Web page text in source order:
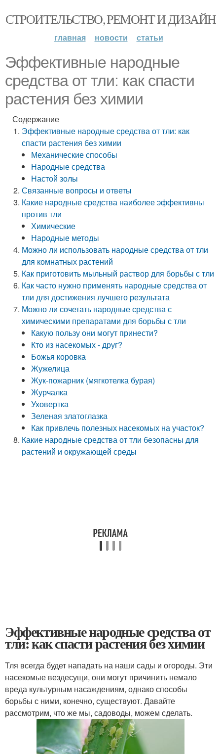
СТРОИТЕЛЬСТВО, РЕМОНТ И ДИЗАЙН
главная новости статьи
Эффективные народные
средства от тли: как спасти
растения без химии
Содержание
Эффективные народные средства от тли: как
спасти растения без химии
Механические способы
Народные средства
Настой золы
Связанные вопросы и ответы
Какие народные средства наиболее эффективны
против тли
Химические
Народные методы
Можно ли использовать народные средства от тли
для комнатных растений
Как приготовить мыльный раствор для борьбы с тли
Как часто нужно применять народные средства от
тли для достижения лучшего результата
Можно ли сочетать народные средства с
химическими препаратами для борьбы с тли
Какую пользу они могут принести?
Кто из насекомых - друг?
Божья коровка
Жужелица
Жук-пожарник (мягкотелка бурая)
Журчалка
Уховертка
Зеленая златоглазка
Как привлечь полезных насекомых на участок?
Какие народные средства от тли безопасны для
растений и окружающей среды
Эффективные народные средства от
тли: как спасти растения без химии
Тля всегда будет нападать на наши сады и огороды. Эти
насекомые вездесущи, они могут причинить немало
вреда культурным насаждениям, однако способы
борьбы с ними, конечно, существуют. Давайте
рассмотрим, что же мы, садоводы, можем сделать.